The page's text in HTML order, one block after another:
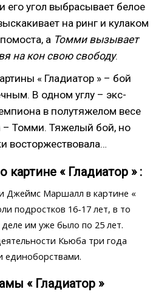
его угол выбрасывает белое
на ринг и кулаком
а Томми вызывает
на кон свою свободу.
« Гладиатор » – бой
В одном углу – экс-
в полутяжелом весе
Томми. Тяжелый бой, но
восторжествовала…
« Гладиатор » :
Джеймс Маршалл в картине «
подростков 16-17 лет, в то
им уже было по 25 лет.
Кьюба три года
единоборствами.
« Гладиатор »